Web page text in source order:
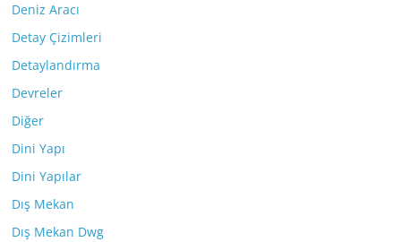
Deniz Aracı
Detay Çizimleri
Detaylandırma
Devreler
Diğer
Dini Yapı
Dini Yapılar
Dış Mekan
Dış Mekan Dwg